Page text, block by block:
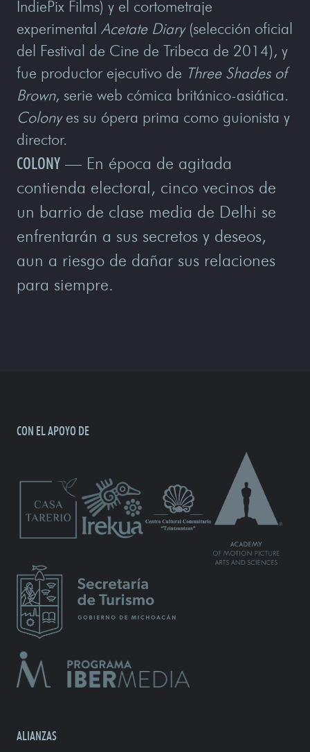
IndiePix Films) y el cortometraje
experimental Acetate Diary(selección oficial
del Festival de Cine de Tribeca de 2014), y
fue productor ejecutivo de Three Shades of
Brown, serie web cómica británico-asiática.
Colonyes su ópera prima como guionista y
director.
COLONY — En época de agitada
contienda electoral, cinco vecinos de
un barrio de clase media de Delhi se
enfrentarán a sus secretos y deseos,
aun a riesgo de dañar sus relaciones
para siempre.
CON EL APOYO DE
ALIANZAS